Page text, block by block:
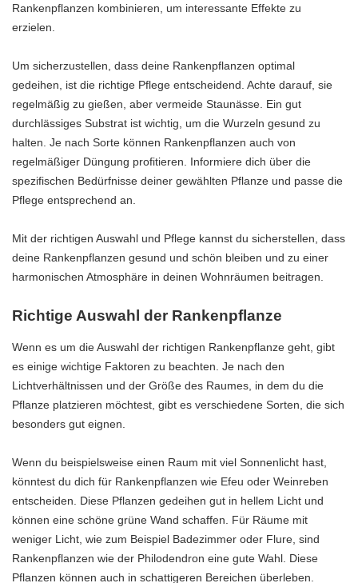
Rankenpflanzen kombinieren, um interessante Effekte zu
erzielen.
Um sicherzustellen, dass deine Rankenpflanzen optimal
gedeihen, ist die richtige Pflege entscheidend. Achte darauf, sie
regelmäßig zu gießen, aber vermeide Staunässe. Ein gut
durchlässiges Substrat ist wichtig, um die Wurzeln gesund zu
halten. Je nach Sorte können Rankenpflanzen auch von
regelmäßiger Düngung profitieren. Informiere dich über die
spezifischen Bedürfnisse deiner gewählten Pflanze und passe die
Pflege entsprechend an.
Mit der richtigen Auswahl und Pflege kannst du sicherstellen, dass
deine Rankenpflanzen gesund und schön bleiben und zu einer
harmonischen Atmosphäre in deinen Wohnräumen beitragen.
Richtige Auswahl der Rankenpflanze
Wenn es um die Auswahl der richtigen Rankenpflanze geht, gibt
es einige wichtige Faktoren zu beachten. Je nach den
Lichtverhältnissen und der Größe des Raumes, in dem du die
Pflanze platzieren möchtest, gibt es verschiedene Sorten, die sich
besonders gut eignen.
Wenn du beispielsweise einen Raum mit viel Sonnenlicht hast,
könntest du dich für Rankenpflanzen wie Efeu oder Weinreben
entscheiden. Diese Pflanzen gedeihen gut in hellem Licht und
können eine schöne grüne Wand schaffen. Für Räume mit
weniger Licht, wie zum Beispiel Badezimmer oder Flure, sind
Rankenpflanzen wie der Philodendron eine gute Wahl. Diese
Pflanzen können auch in schattigeren Bereichen überleben.